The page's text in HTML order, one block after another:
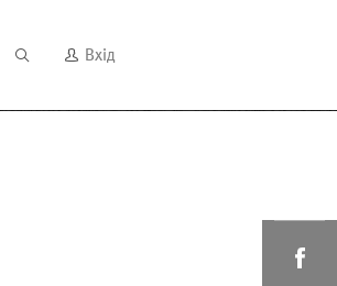
Вхід